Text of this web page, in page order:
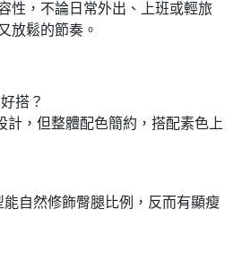
性，不論日常外出、上班或輕旅
放鬆的節奏。
搭？
計，但整體配色簡約，搭配素色上
自然修飾臀腿比例，反而有顯瘦